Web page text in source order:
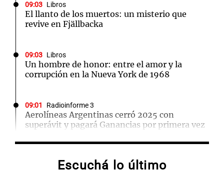
09:03 Libros
El llanto de los muertos: un misterio que
revive en Fjällbacka
09:03 Libros
Un hombre de honor: entre el amor y la
corrupción en la Nueva York de 1968
09:01 Radioinforme 3
Aerolíneas Argentinas cerró 2025 con
superávit y pagará Ganancias por primera vez
Acuerdo de defensa mutua entre Turquía,
Escuchá lo último